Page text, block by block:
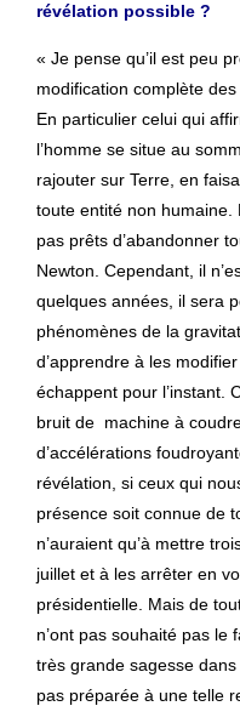
révélation possible ?
« Je pense qu’il est peu
modification complète
En particulier celui qui
l’homme se situe au
rajouter sur Terre, en
toute entité non humaine.
pas prêts d’abandonner
Newton. Cependant, il
quelques années, il sera
phénomènes de la
d’apprendre à les
échappent pour l’instant.
bruit de machine à
d’accélérations
révélation, si ceux qui
présence soit connue de
n’auraient qu’à mettre
juillet et à les arrêter en
présidentielle. Mais de
n’ont pas souhaité pas le
très grande sagesse dans
pas préparée à une telle